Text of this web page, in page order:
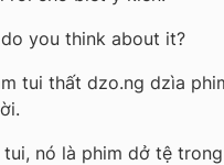
you think about it?
tui thất dzo.ng dzìa
tui, nó là phim dở tệ